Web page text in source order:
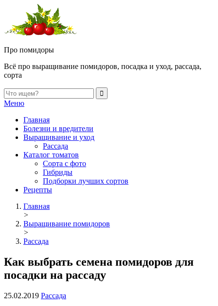
Про помидоры
Всё про выращивание помидоров, посадка и уход, рассада,
сорта
Меню
Главная
Болезни и вредители
Выращивание и уход
Рассада
Каталог томатов
Сорта с фото
Гибриды
Подборки лучших сортов
Рецепты
Главная
>
Выращивание помидоров
>
Рассада
Как выбрать семена помидоров для
посадки на рассаду
25.02.2019 Рассада